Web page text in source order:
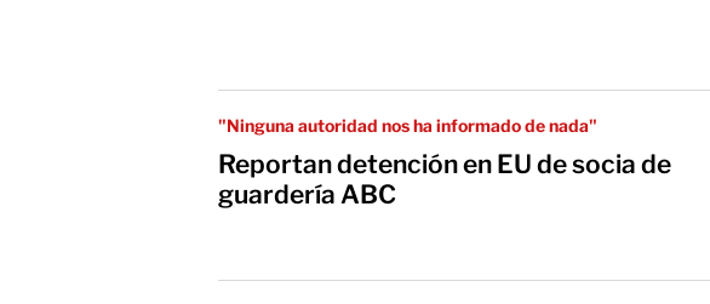
"Ninguna autoridad nos ha informado de nada"
Reportan detención en EU de socia de
guardería ABC